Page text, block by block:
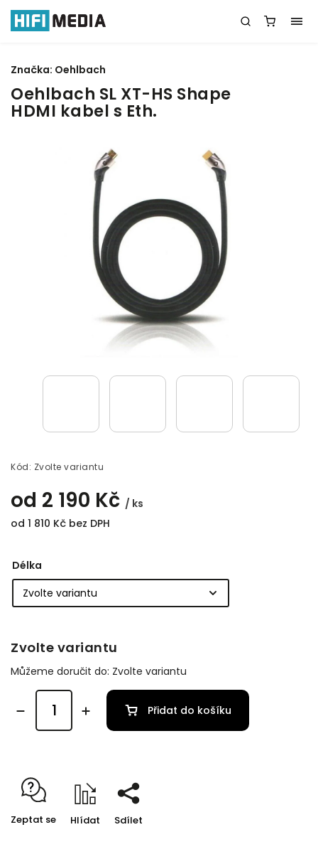
Oehlbach SL XT-HS Shape
HDMI kabel s Eth.
Kód: Zvolte variantu
od 2 190 Kč / ks
od 1 810 Kč bez DPH
Značka: Oehlbach
Délka
Zvolte variantu
Můžeme doručit do: Zvolte variantu
Přidat do košíku
Zeptat se Hlídat Sdílet